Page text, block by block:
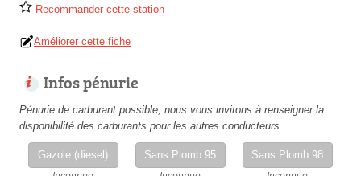
Recommander cette station
Améliorer cette fiche
Infos pénurie
Pénurie de carburant possible, nous vous invitons à renseigner la
disponibilité des carburants pour les autres conducteurs.
Gazole (diesel) Sans Plomb 95 Sans Plomb 98